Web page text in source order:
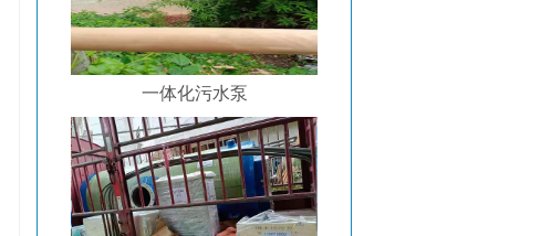
一体化污水泵